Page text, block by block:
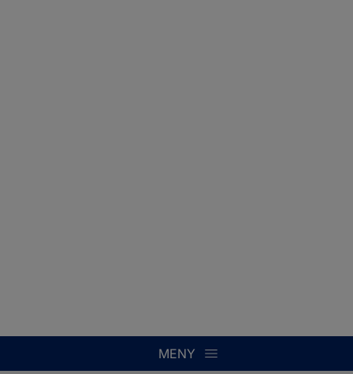
MENY